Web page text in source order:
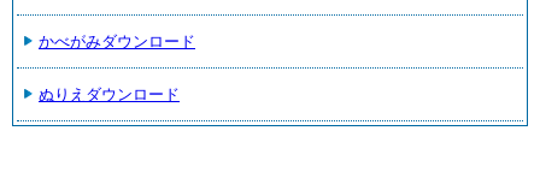
かべがみダウンロード
ぬりえダウンロード